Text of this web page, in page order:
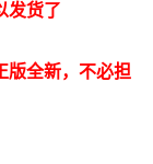
发货了
版全新，不必担